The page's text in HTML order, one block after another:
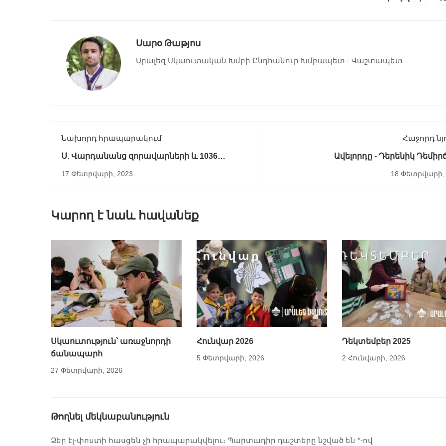
Սարօ Թաթյոս
Արալեզ Սկաուտական Խմբի Ընդհանուր Խմբապետ - Վաշտապետ
Նախորդ հրապարակում
Ս. Վարդանանց զորավարների և 1036
17 Փետրվարի, 2023
Հաջորդ
Ավելորդը - Դերենիկ
18 Փետրվարի,
Կարող է նաև հավանեք
Սկաուտություն՝ առաջնորդի
ճանապարհ
27 Փետրվարի, 2026
Հունվար 2026
5 Փետրվարի, 2026
Դեկտեմբեր 2025
2 Հունվարի, 2026
Թողնել մեկնաբանություն
Ձեր էլ-փոստի հասցեն չի հրապարակվելու։ Պարտադիր դաշտերը նշված են *-ով